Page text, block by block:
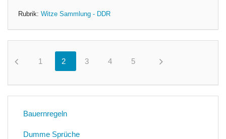
Rubrik: Witze Sammlung - DDR
1 2 3 4 5
Bauernregeln
Dumme Sprüche